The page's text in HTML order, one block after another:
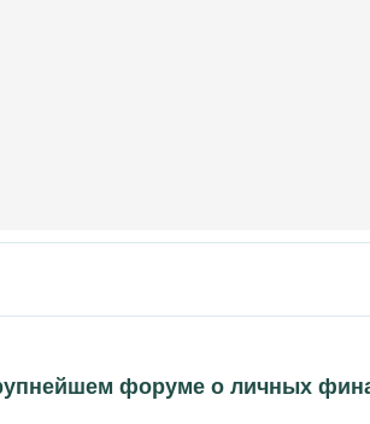
форуме о личных